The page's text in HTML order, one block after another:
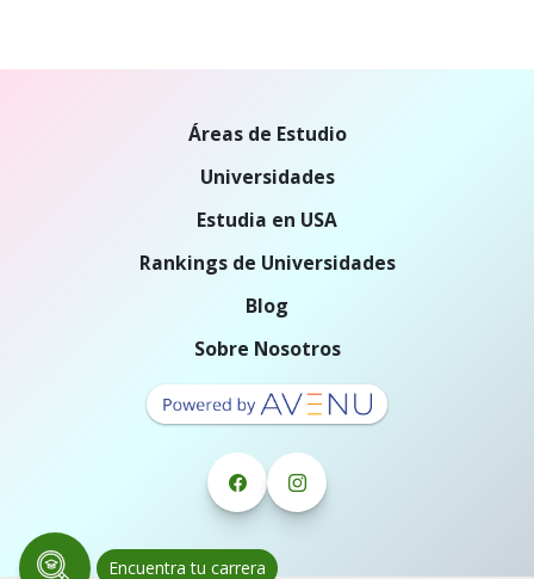
Encuentra tu carrera
Áreas de Estudio
Universidades
Estudia en USA
Rankings de Universidades
Blog
Sobre Nosotros